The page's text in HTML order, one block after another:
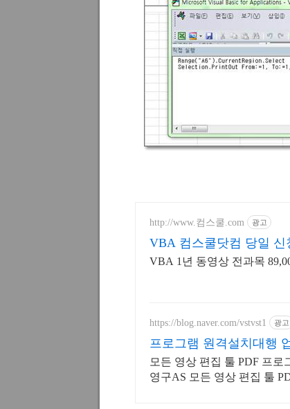
http://www.컴스쿨.com 광고
VBA 컴스쿨닷컴 당일
VBA 1년 동영상 전과목
https://blog.naver.com/vstvst1 광고
프로그램 원격설치대행
모든 영상 편집 툴 PDF 프
영구AS 모든 영상 편집 툴